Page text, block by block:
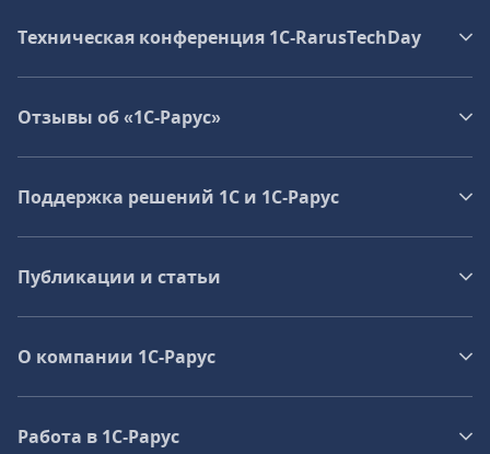
Техническая конференция 1C‑RarusTechDay
Отзывы об «1С-Рарус»
Поддержка решений 1С и 1С‑Рарус
Публикации и статьи
О компании 1C-Рарус
Работа в 1С‑Рарус